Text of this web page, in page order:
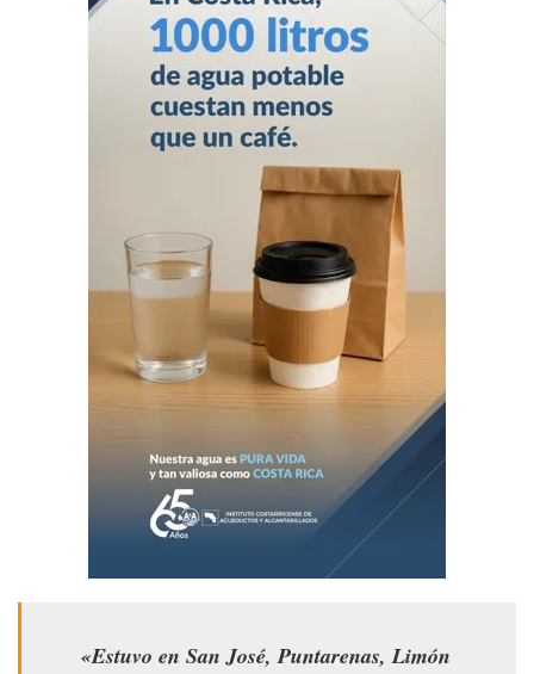
«Estuvo en San José, Puntarenas, Limón